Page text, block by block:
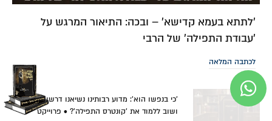
'לתתא בעמא קדישא' – ובכה: התיאור המרגש על
'עבודת התפילה' של הרבי
לכתבה המלאה
'כי בנפשו הוא': מדוע רבותינו נשיאנו דרשו שוב
ושוב ללמוד את 'קונטרס התפילה'? • פרוייקט